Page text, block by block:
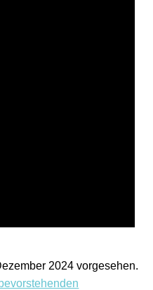
2024 vorgesehen.